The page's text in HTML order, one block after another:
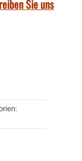
Sie uns